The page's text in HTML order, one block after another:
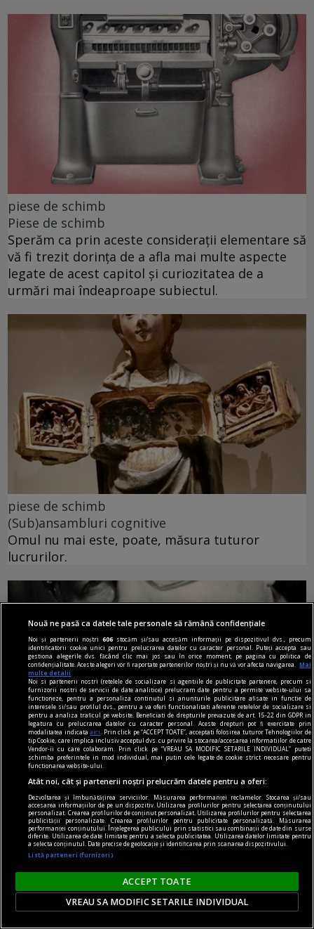
piese de schimb
Piese de schimb
Sperăm ca prin aceste considerații elementare să
vă fi trezit dorința de a afla mai multe aspecte
legate de acest capitol și curiozitatea de a
urmări mai îndeaproape subiectul.
piese de schimb
(Sub)ansambluri cognitive
Omul nu mai este, poate, măsura tuturor
lucrurilor.
centenar - eugen barbu
Cu ură și abjecție
Mă amuz și eu, dar constatativ, de un alt episod,
grăitor, zic eu, cît zece.
Cosmin CIOTLOŞ
Nouă ne pasă ca datele tale personale să rămână confidențiale
Noi și partenerii noștri606 stocăm și/sau accesăm informații pe dispozitivul dvs., precum
identificatorii cookie unici pentru prelucrarea datelor cu caracter personal. Puteți accepta sau
gestiona alegerile dvs. făcând clic mai jos sau în orice moment, pe pagina cu politica de
confidențialitate. Aceste alegeri vor fi raportate partenerilor noștri și nu vă vor afecta navigarea.
Mai
multe detalii
Noi si partenerii nostri (retelele de socializare si agentiile de publicitate partenere, precum si
furnizorii nostri de servicii de date analitice) prelucram date pentru a permite website-ului sa
functioneze, pentru a personaliza continutul si anunturile publicitare afisate in functie de
interesele si/sau profilul dvs., pentru a va oferi functionalitati aferente retelelor de socializare si
pentru a analiza traficul pe website. Beneficiati de drepturile prevazute de art. 15-22 din GDPR in
legatura cu prelucrarea datelor cu caracter personal. Aceste drepturi pot fi exercitate prin
modalitatea indicataaici
. Prin click pe “ACCEPT TOATE”, acceptati folosirea tuturor Tehnologiilor de
tip Cookie, care implica inclusiv acceptul dvs. cu privire la stocarea/accesarea informatiilor de catre
Vendor-ii cu care colaboram. Prin click pe “VREAU SA MODIFIC SETARILE INDIVIDUAL” puteti
schimba preferintele in mod individual, mai putin cele legate de cookie strict necesare pentru
functionarea website-ului.
Atât noi, cât și partenerii noștri prelucrăm datele pentru a oferi:
Dezvoltarea și îmbunătățirea serviciilor. Măsurarea performanței reclamelor. Stocarea și/sau
accesarea informațiilor de pe un dispozitiv. Utilizarea profilurilor pentru selectarea conținutului
personalizat. Crearea profilurilor de conținut personalizat. Utilizarea profilurilor pentru selectarea
publicității personalizate. Crearea profilurilor pentru publicitate personalizată. Măsurarea
performanței conținutului. Înțelegerea publicului prin statistici sau combinații de date din surse
diferite. Utilizarea de date limitate pentru a selecta publicitatea. Utilizarea datelor limitate pentru
a selecta conținutul. Date precise de geolocație și identificarea prin scanarea dispozitivului.
Listă parteneri (furnizori)
ACCEPT TOATE
VREAU SA MODIFIC SETARILE INDIVIDUAL